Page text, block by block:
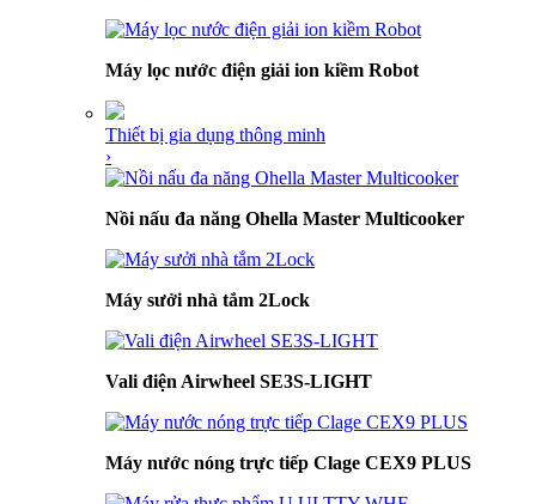
Máy lọc nước điện giải ion kiềm Robot
Thiết bị gia dụng thông minh
›
Nồi nấu đa năng Ohella Master Multicooker
Máy sưởi nhà tắm 2Lock
Vali điện Airwheel SE3S-LIGHT
Máy nước nóng trực tiếp Clage CEX9 PLUS